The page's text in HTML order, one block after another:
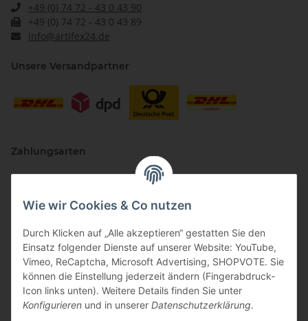
Wie wir Cookies & Co nutzen
Durch Klicken auf „Alle akzeptieren“ gestatten Sie den
Einsatz folgender Dienste auf unserer Website: YouTube,
Vimeo, ReCaptcha, Microsoft Advertising, SHOPVOTE. Sie
können die Einstellung jederzeit ändern (Fingerabdruck-
Icon links unten). Weitere Details finden Sie unter
Konfigurieren und in unserer Datenschutzerklärung.
+49 (0) 74 72 - 43 0 43 90
+49 (0) 74 72 - 43 0 43 89
info@artifex24.de
Unsere Versandpartner
Zahlungsarten
Vertriebspartner